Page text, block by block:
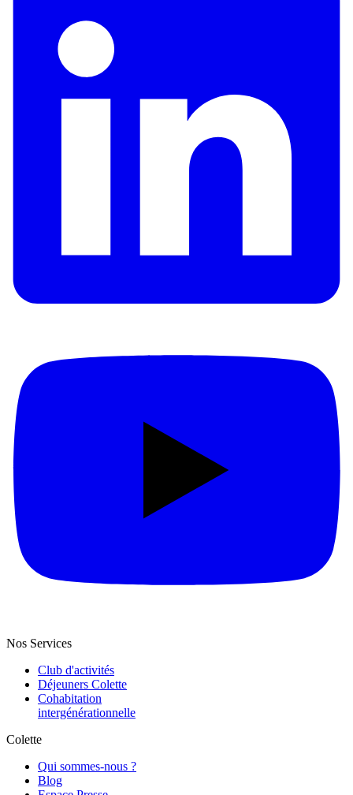
Nos Services
Club d'activités
Déjeuners Colette
Cohabitation
intergénération­nelle
Colette
Qui sommes-nous ?
Blog